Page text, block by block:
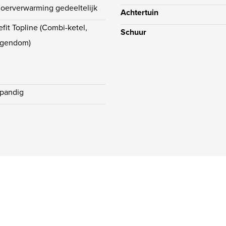
gedeeltelijk
Topline (Combi-ketel,
Achtertuin
Schuur